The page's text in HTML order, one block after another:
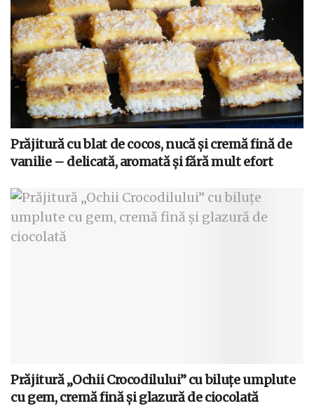
Prăjitură cu blat de cocos, nucă și cremă fină de
vanilie – delicată, aromată și fără mult efort
Prăjitură „Ochii Crocodilului” cu biluțe umplute
cu gem, cremă fină și glazură de ciocolată